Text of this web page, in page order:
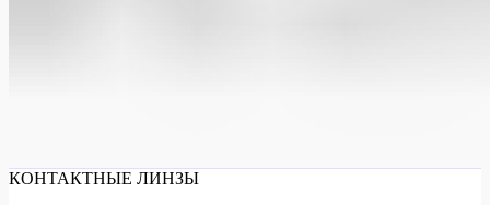
КОНТАКТНЫЕ ЛИНЗЫ